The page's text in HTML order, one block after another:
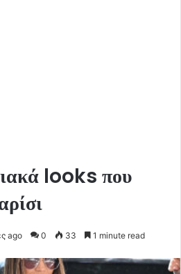
looks που
ago 0 33 1 minute read